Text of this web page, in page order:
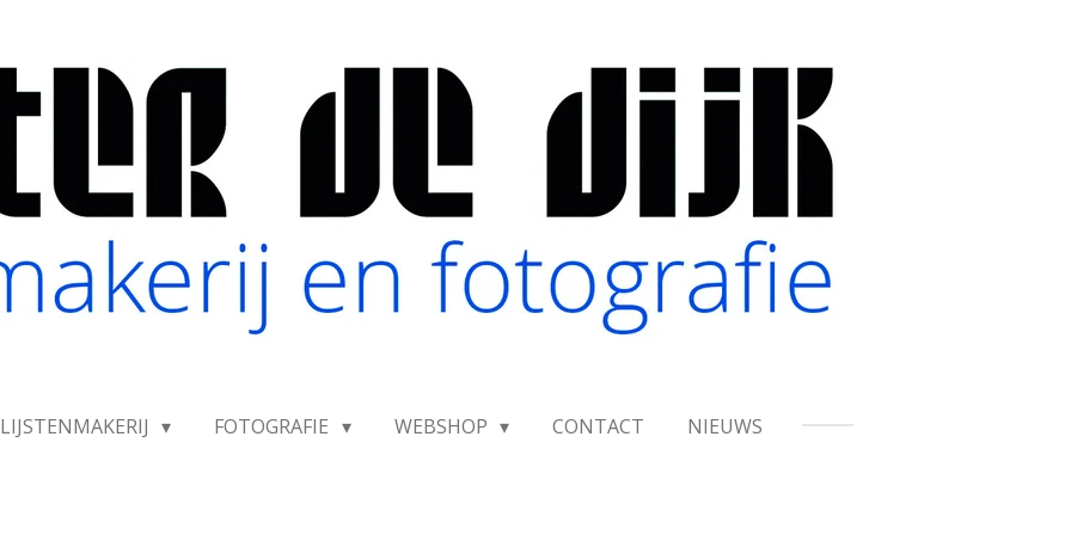
LIJSTENMAKERIJ FOTOGRAFIE WEBSHOP CONTACT NIEUWS